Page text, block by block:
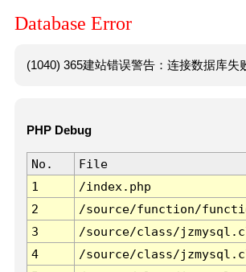
Database Error
(1040) 365建站错误警告：连接数据库失
PHP Debug
No. File
1
/index.php
2
/source/function/
3
/source/class/
4
/source/class/